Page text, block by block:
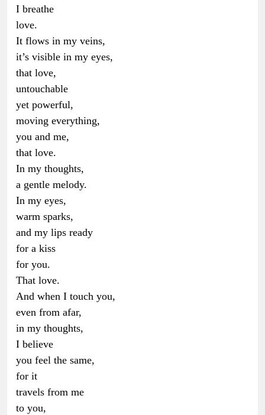
I breathe
love.
It flows in my veins,
it’s visible in my eyes,
that love,
untouchable
yet powerful,
moving everything,
you and me,
that love.
In my thoughts,
a gentle melody.
In my eyes,
warm sparks,
and my lips ready
for a kiss
for you.
That love.
And when I touch you,
even from afar,
in my thoughts,
I believe
you feel the same,
for it
travels from me
to you,